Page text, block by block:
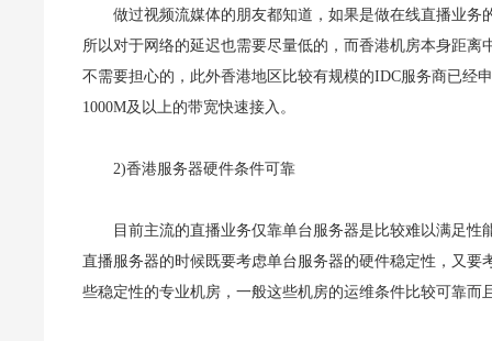
做过视频流媒体的朋友都知道，如果是做在线直播业
所以对于网络的延迟也需要尽量低的，而香港机房本身距
不需要担心的，此外香港地区比较有规模的IDC服务商已经
1000M及以上的带宽快速接入。
2)香港服务器硬件条件可靠
目前主流的直播业务仅靠单台服务器是比较难以满足
直播服务器的时候既要考虑单台服务器的硬件稳定性，又
些稳定性的专业机房，一般这些机房的运维条件比较可靠而